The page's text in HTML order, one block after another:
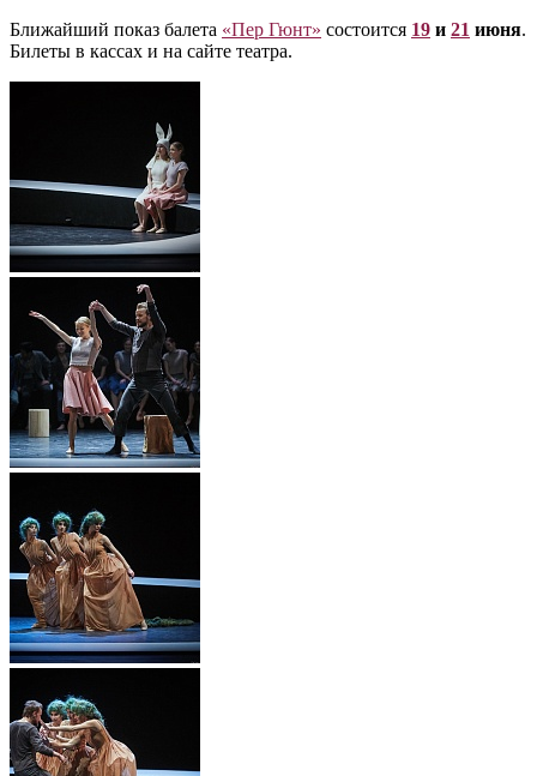
Ближайший показ балета «Пер Гюнт» состоится 19 и 21 июня.
Билеты в кассах и на сайте театра.